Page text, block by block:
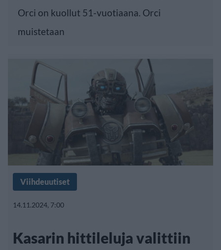
Orci on kuollut 51-vuotiaana. Orci
muistetaan
Viihdeuutiset
14.11.2024, 7:00
Kasarin hittileluja valittiin